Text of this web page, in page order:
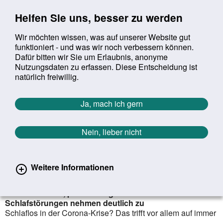
Helfen Sie uns, besser zu werden
Wir möchten wissen, was auf unserer Website gut
funktioniert - und was wir noch verbessern können.
Dafür bitten wir Sie um Erlaubnis, anonyme
Nutzungsdaten zu erfassen. Diese Entscheidung ist
natürlich freiwillig.
Ja, mach ich gern
Nein, lieber nicht
Weitere Informationen
Suchbegriff:
Sie befinden sich hier:
Startseite Aktuelles Aktuelle Meldungen
Aktuelle Meldungen
Zurück zur Übersicht erster
vorheriger
1052/1627
Schlaflos in der Pandemie
Schlafstörungen nehmen deutlich zu
Schlaflos in der Corona-Krise? Das trifft vor allem auf immer